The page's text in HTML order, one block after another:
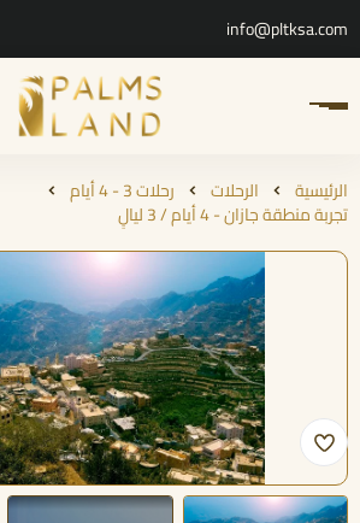
info@pltksa.com
الرئيسية الرحلات رحلات 3 - 4 أيام
تجربة منطقة جازان - 4 أيام / 3 ليالٍ